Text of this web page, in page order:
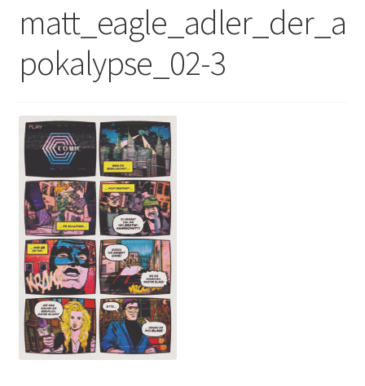
matt_eagle_adler_der_a
pokalypse_02-3